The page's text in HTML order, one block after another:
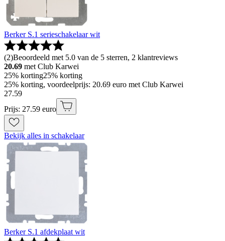
Berker S.1 serieschakelaar wit
(2)Beoordeeld met 5.0 van de 5 sterren, 2 klantreviews
20.69 met Club Karwei
25% korting25% korting
25% korting, voordeelprijs: 20.69 euro met Club Karwei
27.59
Prijs: 27.59 euro
Bekijk alles in schakelaar
Berker S.1 afdekplaat wit